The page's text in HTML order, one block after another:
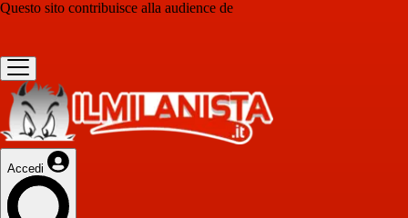
Questo sito contribuisce alla audience de
Accedi